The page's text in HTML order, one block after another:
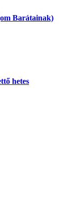
Barátainak)
hetes